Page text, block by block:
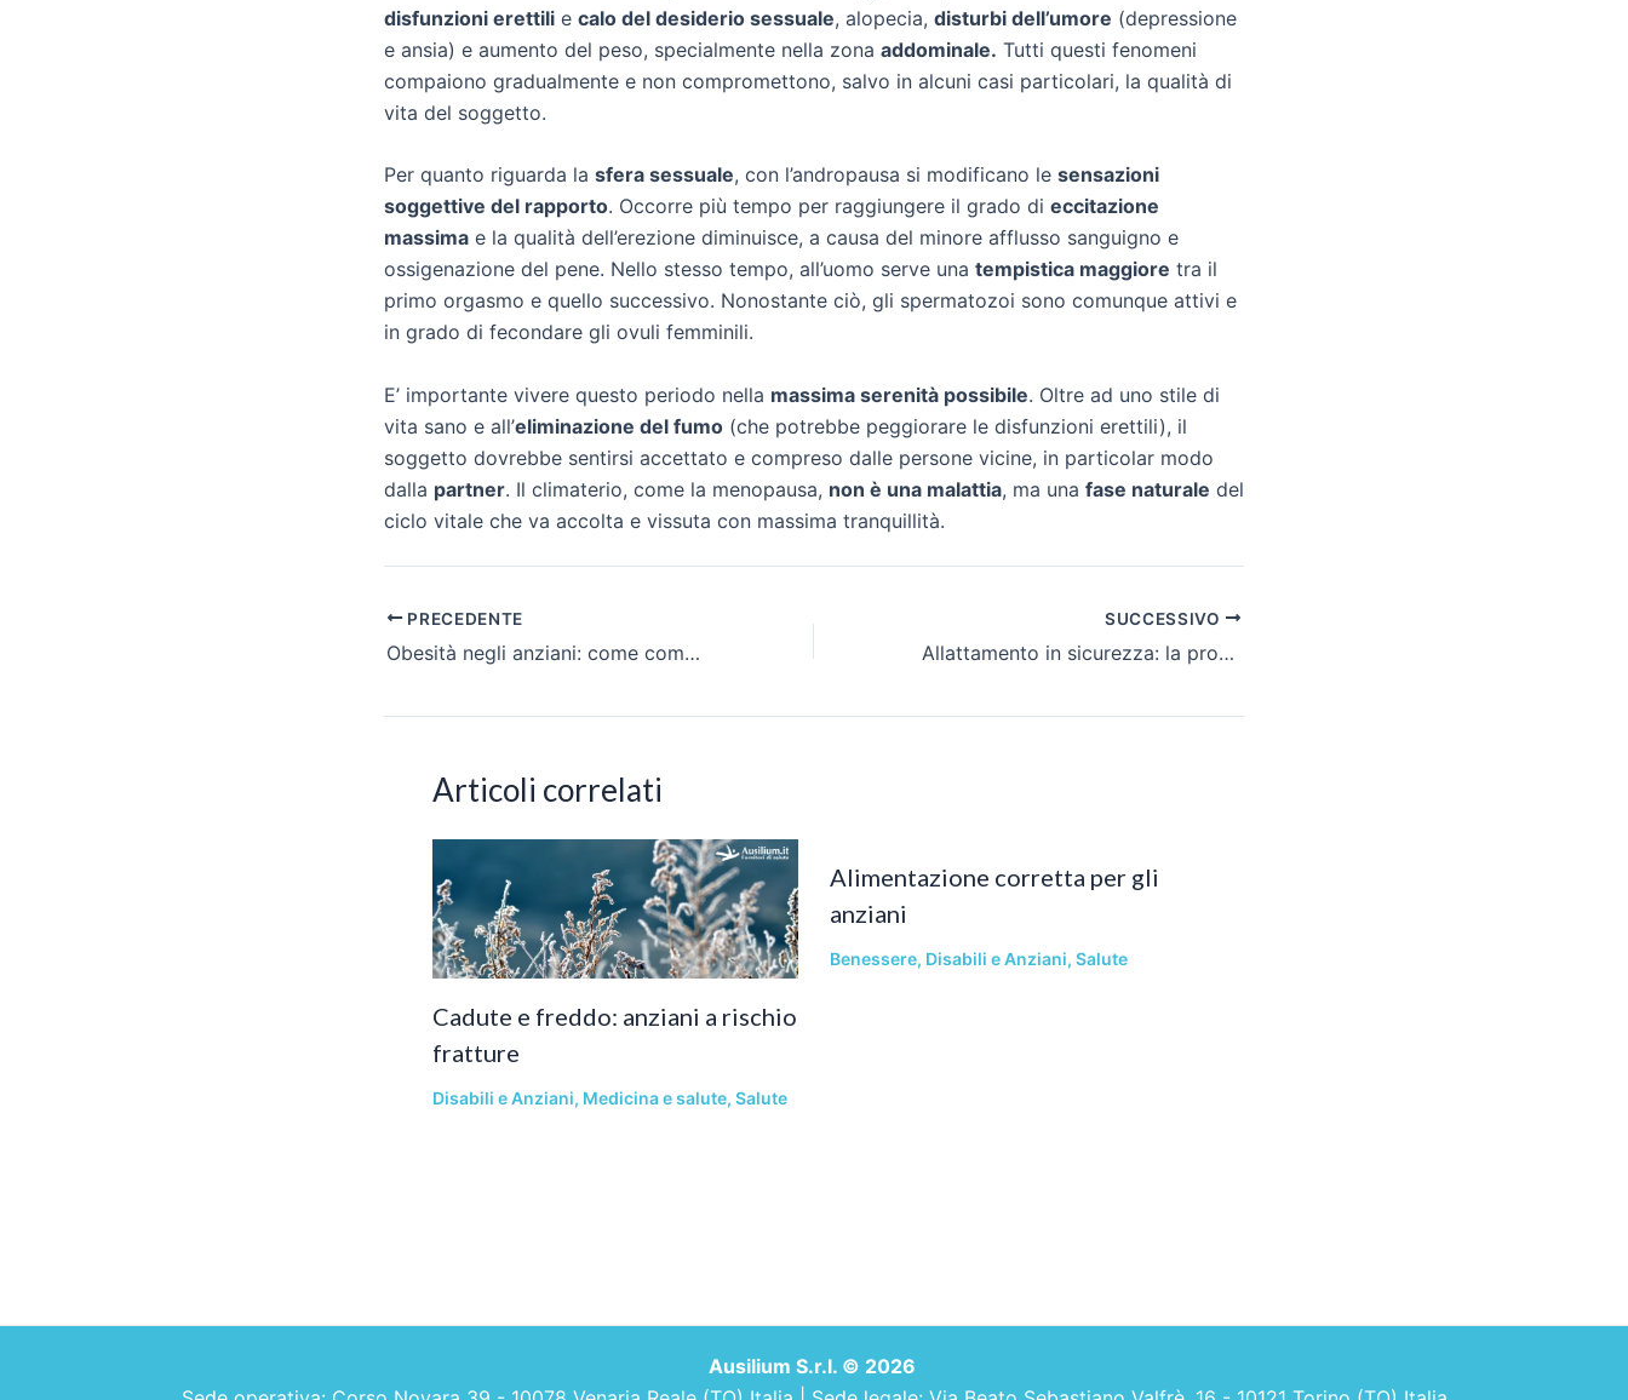
disfunzioni erettili e calo del desiderio sessuale, alopecia, disturbi dell’umore (depressione
e ansia) e aumento del peso, specialmente nella zona addominale. Tutti questi fenomeni
compaiono gradualmente e non compromettono, salvo in alcuni casi particolari, la qualità di
vita del soggetto.
Per quanto riguarda la sfera sessuale, con l’andropausa si modificano le sensazioni
soggettive del rapporto. Occorre più tempo per raggiungere il grado di eccitazione
massima e la qualità dell’erezione diminuisce, a causa del minore afflusso sanguigno e
ossigenazione del pene. Nello stesso tempo, all’uomo serve una tempistica maggiore tra il
primo orgasmo e quello successivo. Nonostante ciò, gli spermatozoi sono comunque attivi e
in grado di fecondare gli ovuli femminili.
E’ importante vivere questo periodo nella massima serenità possibile. Oltre ad uno stile di
vita sano e all’eliminazione del fumo (che potrebbe peggiorare le disfunzioni erettili), il
soggetto dovrebbe sentirsi accettato e compreso dalle persone vicine, in particolar modo
dalla partner. Il climaterio, come la menopausa, non è una malattia, ma una fase naturale del
ciclo vitale che va accolta e vissuta con massima tranquillità.
Navigazione
articoli
PRECEDENTE
Obesità negli anziani: come combatterla
SUCCESSIVO
Allattamento in sicurezza: la procedura corretta
Articoli correlati
Cadute e freddo: anziani a rischio
fratture
Disabili e Anziani, Medicina e salute, Salute
Alimentazione corretta per gli
anziani
Benessere, Disabili e Anziani, Salute
Ausilium S.r.l. © 2026